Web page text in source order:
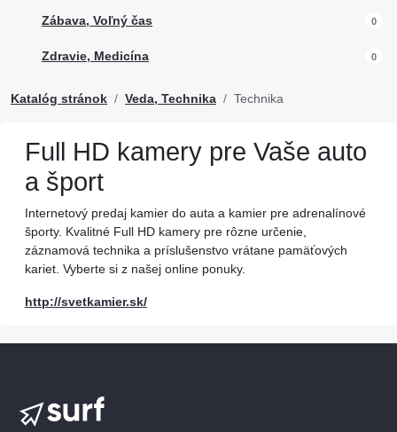
Zábava, Voľný čas 0
Zdravie, Medicína 0
Katalóg stránok Veda, Technika Technika
Full HD kamery pre Vaše auto
a šport
Internetový predaj kamier do auta a kamier pre adrenalínové
športy. Kvalitné Full HD kamery pre rôzne určenie,
záznamová technika a príslušenstvo vrátane pamäťových
kariet. Vyberte si z našej online ponuky.
http://svetkamier.sk/